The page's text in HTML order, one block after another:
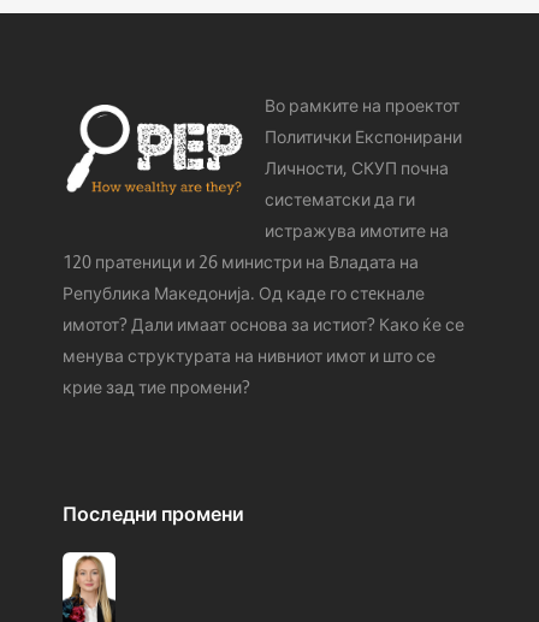
Во рамките на проектот
Политички Експонирани
Личности, СКУП почна
систематски да ги
истражува имотите на
120 пратеници и 26 министри на Владата на
Република Македонија. Од каде го стeкнале
имотот? Дали имаат основа за истиот? Како ќе се
менува структурата на нивниот имот и што се
крие зад тие промени?
Последни промени